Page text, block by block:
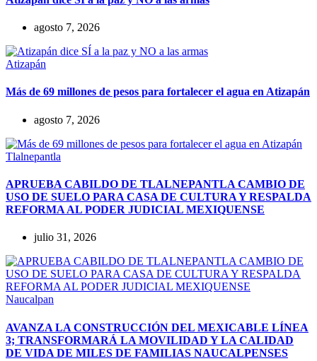
agosto 7, 2026
Atizapán
Más de 69 millones de pesos para fortalecer el agua en Atizapán
agosto 7, 2026
Tlalnepantla
APRUEBA CABILDO DE TLALNEPANTLA CAMBIO DE
USO DE SUELO PARA CASA DE CULTURA Y RESPALDA
REFORMA AL PODER JUDICIAL MEXIQUENSE
julio 31, 2026
Naucalpan
AVANZA LA CONSTRUCCIÓN DEL MEXICABLE LÍNEA
3; TRANSFORMARÁ LA MOVILIDAD Y LA CALIDAD
DE VIDA DE MILES DE FAMILIAS NAUCALPENSES